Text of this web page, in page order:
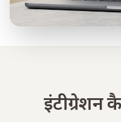
इंटीग्रेशन